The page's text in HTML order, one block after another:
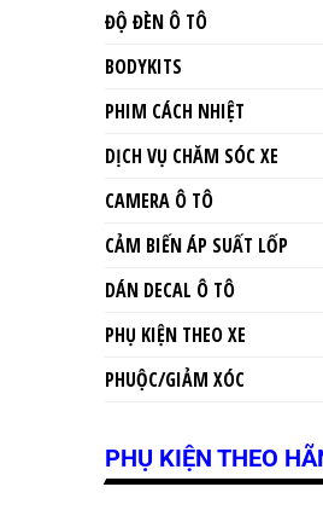
ĐỘ ĐÈN Ô TÔ
BODYKITS
PHIM CÁCH NHIỆT
DỊCH VỤ CHĂM SÓC XE
CAMERA Ô TÔ
CẢM BIẾN ÁP SUẤT LỐP
DÁN DECAL Ô TÔ
PHỤ KIỆN THEO XE
PHUỘC/GIẢM XÓC
PHỤ KIỆN THEO